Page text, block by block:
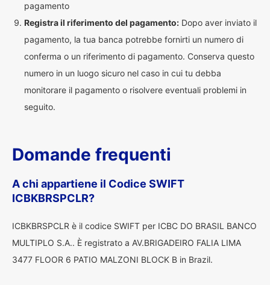
pagamento
Registra il riferimento del pagamento: Dopo aver inviato il
pagamento, la tua banca potrebbe fornirti un numero di
conferma o un riferimento di pagamento. Conserva questo
numero in un luogo sicuro nel caso in cui tu debba
monitorare il pagamento o risolvere eventuali problemi in
seguito.
Domande frequenti
A chi appartiene il Codice SWIFT
ICBKBRSPCLR?
ICBKBRSPCLR è il codice SWIFT per ICBC DO BRASIL BANCO
MULTIPLO S.A.. È registrato a AV.BRIGADEIRO FALIA LIMA
3477 FLOOR 6 PATIO MALZONI BLOCK B in Brazil.